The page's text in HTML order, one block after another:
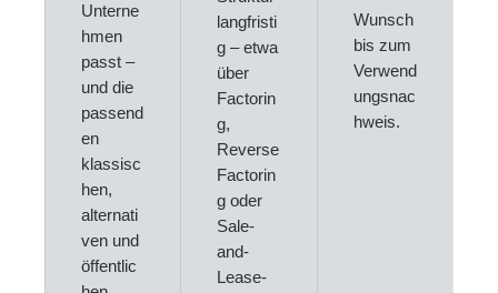
Unterne
hmen
passt –
und die
passend
en
klassisc
hen,
alternati
ven und
öffentlic
langfristi
g – etwa
über
Factorin
g,
Reverse
Factorin
g oder
Sale-
and-
Lease-
Wunsch
bis zum
Verwend
ungsnac
hweis.